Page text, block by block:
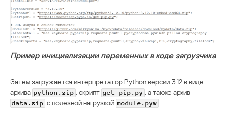
Пример инициализации переменных в коде загрузчика
Затем загружается интерпретатор Python версии 3.12 в виде
архива python.zip , скрипт get-pip.py , а также архив
data.zip с полезной нагрузкой module.pyw